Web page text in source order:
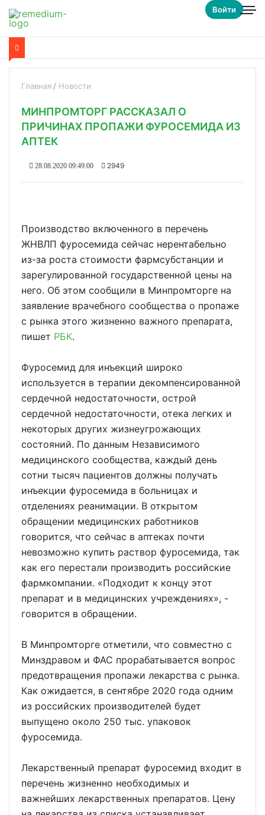
Войти
Главная Новости
МИНПРОМТОРГ РАССКАЗАЛ О
ПРИЧИНАХ ПРОПАЖИ ФУРОСЕМИДА ИЗ
АПТЕК
28.08.2020 09:49:00 2949
Производство включенного в перечень
ЖНВЛП фуросемида сейчас нерентабельно
из-за роста стоимости фармсубстанции и
зарегулированной государственной цены на
него. Об этом сообщили в Минпромторге на
заявление врачебного сообщества о пропаже
с рынка этого жизненно важного препарата,
пишет РБК.
Фуросемид для инъекций широко
используется в терапии декомпенсированной
сердечной недостаточности, острой
сердечной недостаточности, отека легких и
некоторых других жизнеугрожающих
состояний. По данным Независимого
медицинского сообщества, каждый день
сотни тысяч пациентов должны получать
инъекции фуросемида в больницах и
отделениях реанимации. В открытом
обращении медицинских работников
говорится, что сейчас в аптеках почти
невозможно купить раствор фуросемида, так
как его перестали производить российские
фармкомпании. «Подходит к концу этот
препарат и в медицинских учреждениях», -
говорится в обращении.
В Минпромторге отметили, что совместно с
Минздравом и ФАС прорабатывается вопрос
предотвращения пропажи лекарства с рынка.
Как ожидается, в сентябре 2020 года одним
из российских производителей будет
выпущено около 250 тыс. упаковок
фуросемида.
Лекарственный препарат фуросемид входит в
перечень жизненно необходимых и
важнейших лекарственных препаратов. Цену